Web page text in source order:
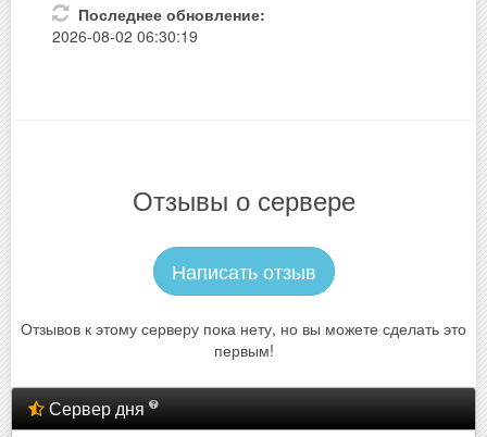
Последнее обновление:
2026-08-02 06:30:19
Отзывы о сервере
Написать отзыв
Отзывов к этому серверу пока нету, но вы можете сделать это
первым!
Сервер дня